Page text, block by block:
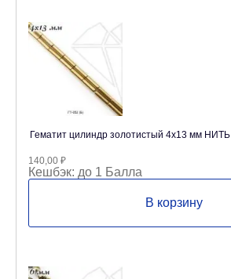
Гематит цилиндр золотистый 4х13 мм НИТЬ
140,00 ₽
Кешбэк: до 1 Балла
В корзину